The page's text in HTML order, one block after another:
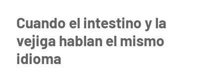
Cuando el intestino y la
vejiga hablan el mismo
idioma